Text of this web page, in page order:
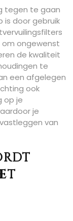
tegen te gaan
door gebruik
ongewenst
de kwaliteit
te
een afgelegen
ook
op je
je
van